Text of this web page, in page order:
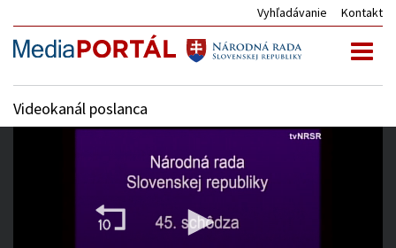
Vyhľadávanie Kontakt
Videokanál poslanca